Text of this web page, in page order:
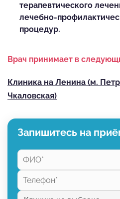
терапевтического
лечебно-
процедур.
Врач принимает в
Клиника на Ленина (м.
Чкаловская)
Запишитесь на